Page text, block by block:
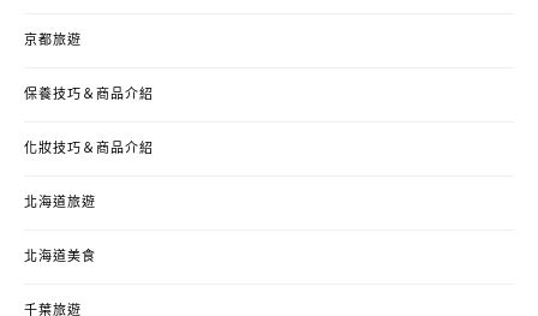
京都旅遊
保養技巧＆商品介紹
化妝技巧＆商品介紹
北海道旅遊
北海道美食
千葉旅遊